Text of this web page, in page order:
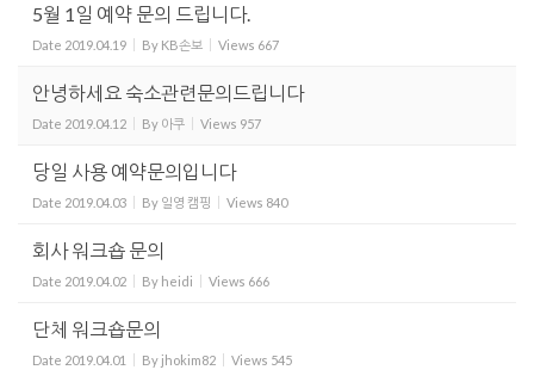
5월 1일 예약 문의 드립니다.
Date 2019.04.19 By KB손보 Views 667
안녕하세요 숙소관련문의드립니다
Date 2019.04.12 By 아쿠 Views 957
당일 사용 예약문의입니다
Date 2019.04.03 By 일영 캠핑 Views 840
회사 워크숍 문의
Date 2019.04.02 By heidi Views 666
단체 워크숍문의
Date 2019.04.01 By jhokim82 Views 545